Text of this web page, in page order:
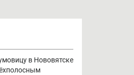
в Нововятске